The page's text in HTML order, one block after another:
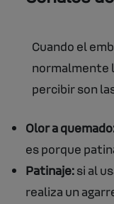
Cuando el
normalmente
percibir son
Olor a
es porque
Patinaje:si al
realiza un